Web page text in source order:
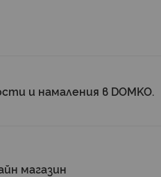
и намаления в DOMKO.
магазин